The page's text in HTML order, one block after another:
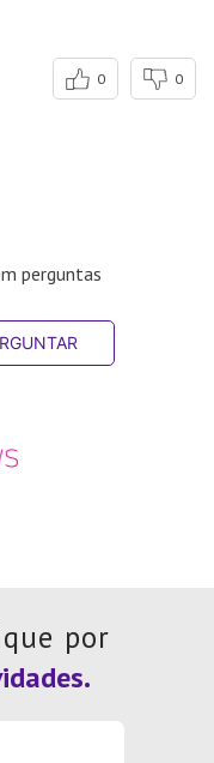
0 0
perguntas
por